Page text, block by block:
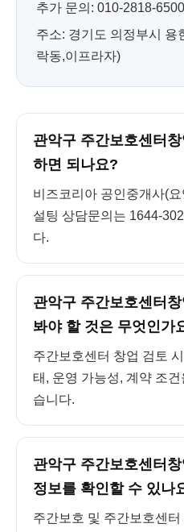
추가 문의: 010-2818-6500
주소: 경기도 의정부시 용
락동,이프라자)
관악구 주간보호센터
하면 되나요?
비즈코리아 공인중개사(
설팅 상담문의는 1644-
다.
관악구 주간보호센터
봐야 할 것은 무엇인가
주간보호센터 창업 검토
태, 운영 가능성, 계약 조
습니다.
관악구 주간보호센터
정보를 확인할 수 있나
주간보호 및 주간보호센